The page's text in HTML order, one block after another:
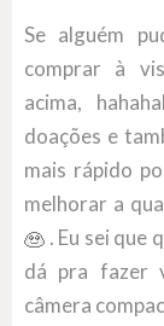
Se alguém
comprar à
acima,
doações e
mais rápido
melhorar a
. Eu sei que
dá pra fazer
câmera